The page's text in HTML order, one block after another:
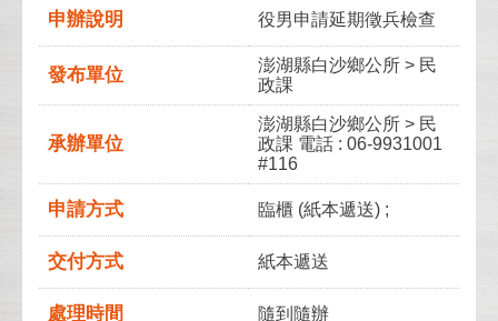
申辦說明 役男申請延期徵兵檢查
發布單位
澎湖縣白沙鄉公所 > 民
政課
承辦單位
澎湖縣白沙鄉公所 > 民
政課 電話 : 06-9931001
#116
申請方式 臨櫃 (紙本遞送) ;
交付方式 紙本遞送
處理時間 隨到隨辦